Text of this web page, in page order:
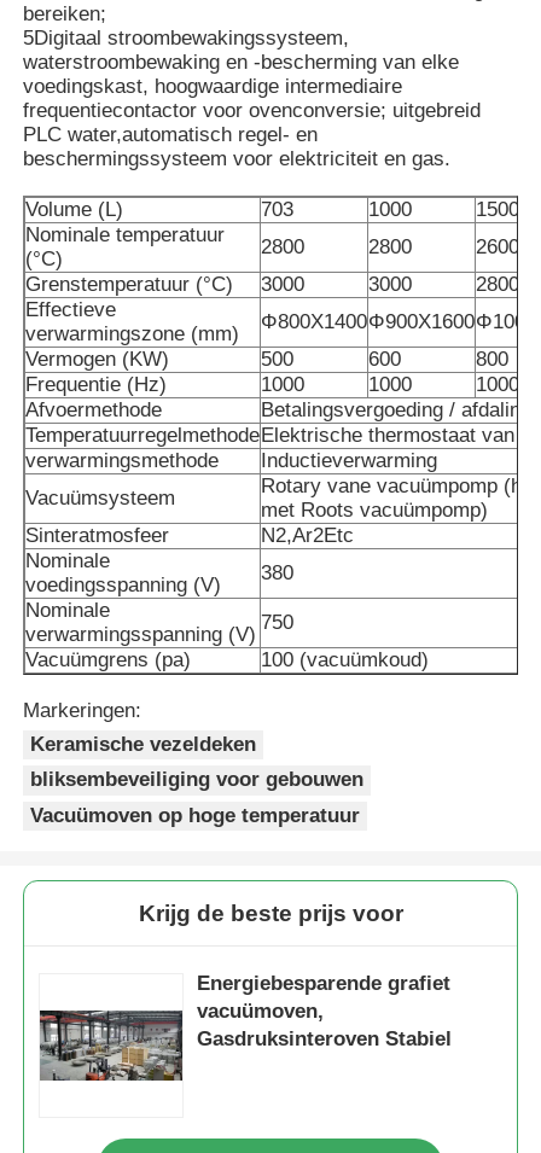
Ongeveer ons
Fabrieksreis
Kwaliteitscontrole
Contacteer ons
Nieuws
Gevallen
Verzoek om een Citaat
Vacuüminductie Smeltende Oven
industriële smeltende oven
aluminium smeltoven
Vacuümsinteroven
glas aanmakende oven
de oven van de autobodem
Oven op hoge temperatuur
bereiken;
5Digitaal stroombewakingssysteem,
waterstroombewaking en -bescherming van elke
voedingskast, hoogwaardige intermediaire
frequentiecontactor voor ovenconversie; uitgebreid
PLC water,automatisch regel- en
beschermingssysteem voor elektriciteit en gas.
Volume (L) 703 1000
1500
Nominale temperatuur
(°C)
2800 2800
2600
Grenstemperatuur (°C)
3000 3000
2800
Effectieve
verwarmingszone (mm)
Φ800X1400Φ900X1600
Vermogen (KW)
500 600
800
Frequentie (Hz)
1000 1000
1000
Afvoermethode
Betalingsvergoeding / afdaling
TemperatuurregelmethodeElektrische thermostaat van
verwarmingsmethode
Inductieverwarming
Vacuümsysteem
Rotary vane vacuümpomp
met Roots vacuümpomp)
Sinteratmosfeer
N2,Ar2Etc
Nominale
voedingsspanning (V)
380
Nominale
verwarmingsspanning (V)
750
Vacuümgrens (pa)
100 (vacuümkoud)
Markeringen:
Keramische vezeldeken
bliksembeveiliging voor gebouwen
Vacuümoven op hoge temperatuur
Krijg de beste prijs voor
Energiebesparende grafiet
vacuümoven,
Gasdruksinteroven Stabiel